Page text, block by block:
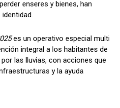
enseres y bienes, han
es un operativo especial multi
integral a los habitantes de
las lluvias, con acciones que
y la ayuda